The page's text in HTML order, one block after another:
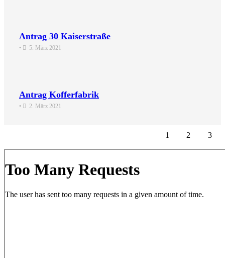
Antrag 30 Kaiserstraße
• 5. März 2021
Antrag Kofferfabrik
• 2. März 2021
1 2 3